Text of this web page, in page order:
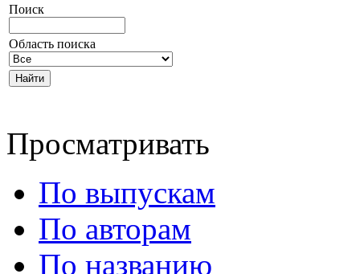
Поиск
Область поиска
Просматривать
По выпускам
По авторам
По названию